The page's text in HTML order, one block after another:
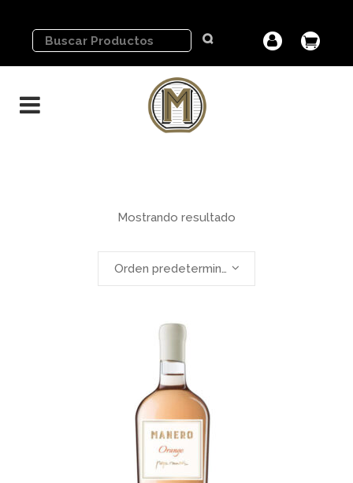
Mostrando resultado
Orden predeterminado